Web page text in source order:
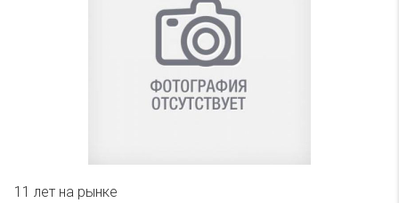
11 лет на рынке